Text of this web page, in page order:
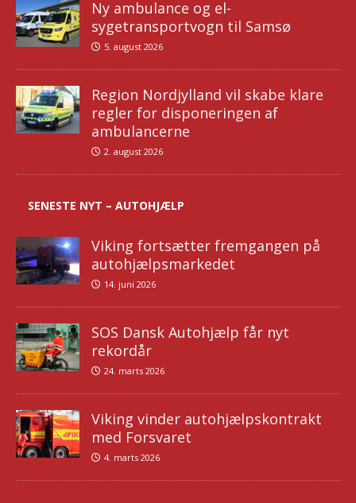
Ny ambulance og el-
sygetransportvogn til Samsø
5. august 2026
Region Nordjylland vil skabe klare
regler for disponeringen af
ambulancerne
2. august 2026
SENESTE NYT – AUTOHJÆLP
Viking fortsætter fremgangen på
autohjælpsmarkedet
14. juni 2026
SOS Dansk Autohjælp får nyt
rekordår
24. marts 2026
Viking vinder autohjælpskontrakt
med Forsvaret
4. marts 2026